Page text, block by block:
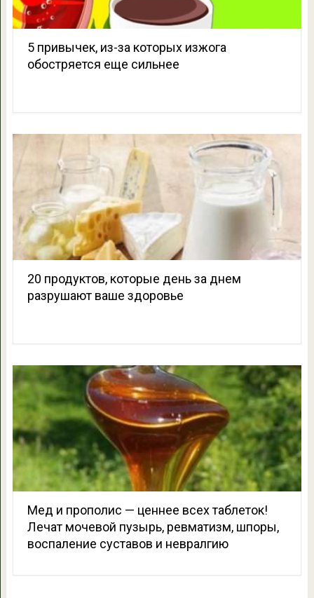
5 привычек, из-за которых изжога
обостряется еще сильнее
20 продуктов, которые день за днем
разрушают ваше здоровье
Мед и прополис — ценнее всех таблеток!
Лечат мочевой пузырь, ревматизм, шпоры,
воспаление суставов и невралгию